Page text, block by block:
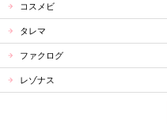
コスメビ
タレマ
ファクログ
レゾナス